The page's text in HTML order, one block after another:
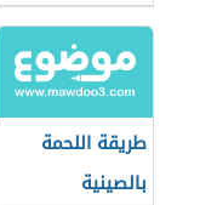
طريقة اللحمة
بالصينية